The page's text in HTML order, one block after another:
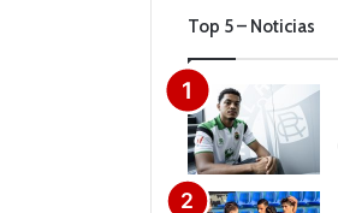
Top 5 – Noticias